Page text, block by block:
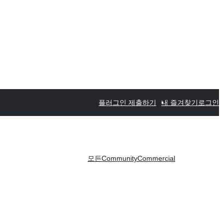
플러그인 제출하기 내 즐겨찾기 로그인
모든CommunityCommercial